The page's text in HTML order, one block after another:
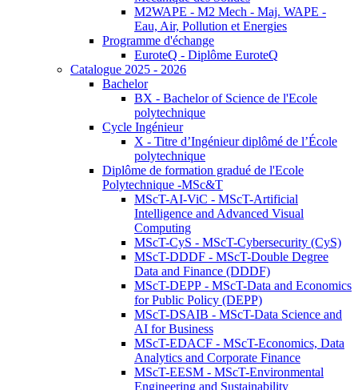
M2WAPE - M2 Mech - Maj. WAPE -
Eau, Air, Pollution et Energies
Programme d'échange
EuroteQ - Diplôme EuroteQ
Catalogue 2025 - 2026
Bachelor
BX - Bachelor of Science de l'Ecole
polytechnique
Cycle Ingénieur
X - Titre d’Ingénieur diplômé de l’École
polytechnique
Diplôme de formation gradué de l'Ecole
Polytechnique -MSc&T
MScT-AI-ViC - MScT-Artificial
Intelligence and Advanced Visual
Computing
MScT-CyS - MScT-Cybersecurity (CyS)
MScT-DDDF - MScT-Double Degree
Data and Finance (DDDF)
MScT-DEPP - MScT-Data and Economics
for Public Policy (DEPP)
MScT-DSAIB - MScT-Data Science and
AI for Business
MScT-EDACF - MScT-Economics, Data
Analytics and Corporate Finance
MScT-EESM - MScT-Environmental
Engineering and Sustainability